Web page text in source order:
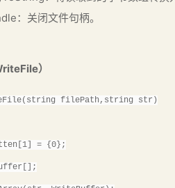
：关闭文件句柄。
）
filePath,string str)
= {0};